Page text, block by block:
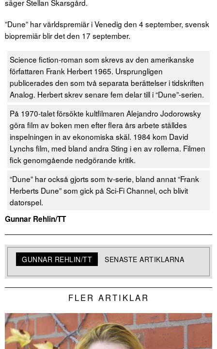
säger Stellan Skarsgård.
”Dune” har världspremiär i Venedig den 4 september, svensk
biopremiär blir det den 17 september.
Science fiction-roman som skrevs av den amerikanske
författaren Frank Herbert 1965. Ursprungligen
publicerades den som två separata berättelser i tidskriften
Analog. Herbert skrev senare fem delar till i “Dune”-serien.
På 1970-talet försökte kultfilmaren Alejandro Jodorowsky
göra film av boken men efter flera års arbete ställdes
inspelningen in av ekonomiska skäl. 1984 kom David
Lynchs film, med bland andra Sting i en av rollerna. Filmen
fick genomgående nedgörande kritik.
“Dune” har också gjorts som tv-serie, bland annat “Frank
Herberts Dune” som gick på Sci-Fi Channel, och blivit
datorspel.
Gunnar Rehlin/TT
GUNNAR REHLIN/TT SENASTE ARTIKLARNA
FLER ARTIKLAR